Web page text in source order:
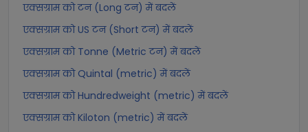
एक्सग्राम को टन (Long टन) में बदलें
एक्सग्राम को US टन (Short टन) में बदलें
एक्सग्राम को Tonne (Metric टन) में बदलें
एक्सग्राम को Quintal (metric) में बदलें
एक्सग्राम को Hundredweight (metric) में बदलें
एक्सग्राम को Kiloton (metric) में बदलें